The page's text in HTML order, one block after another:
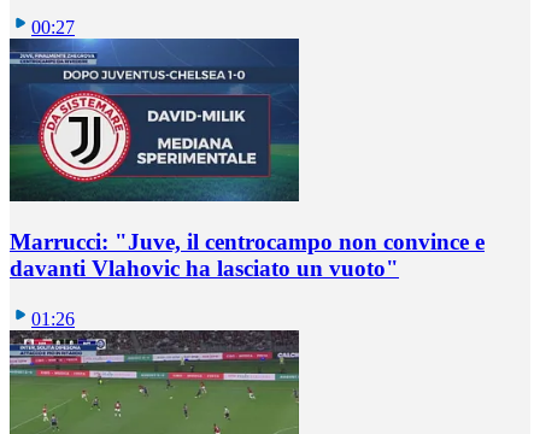
00:27
Marrucci: "Juve, il centrocampo non convince e
davanti Vlahovic ha lasciato un vuoto"
01:26